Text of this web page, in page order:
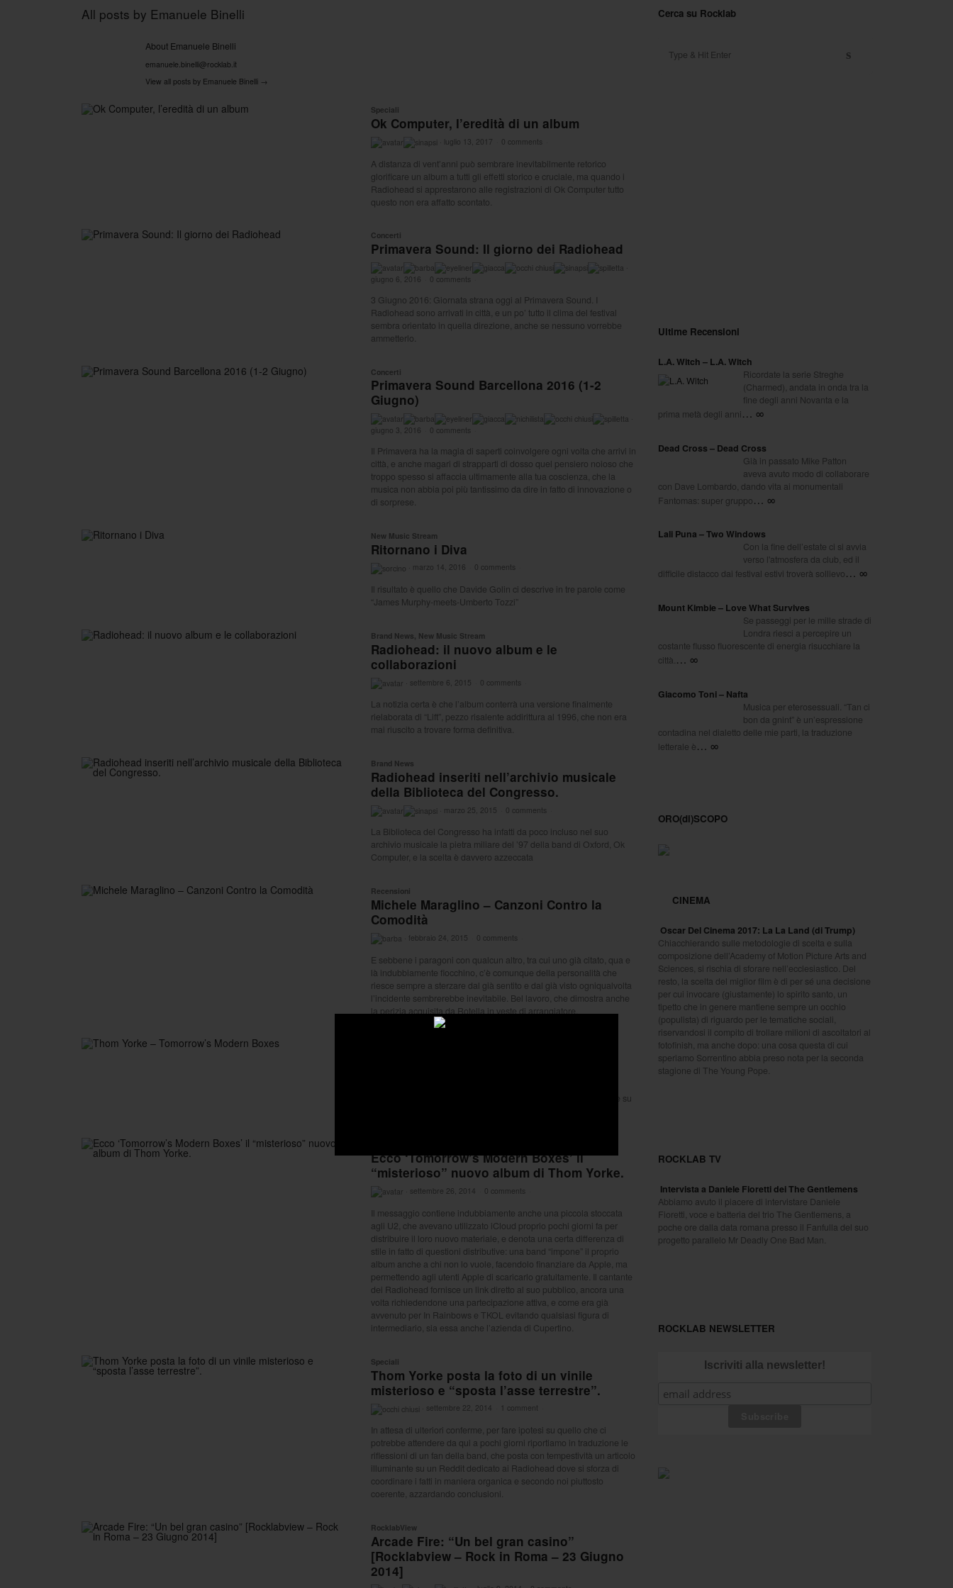
All posts by Emanuele Binelli
About Emanuele Binelli
emanuele.binelli@rocklab.it
View all posts by Emanuele Binelli →
Speciali
Ok Computer, l’eredità di un album
· luglio 13, 2017 0 comments
A distanza di vent’anni può sembrare inevitabilmente retorico
glorificare un album a tutti gli effetti storico e cruciale, ma quando i
Radiohead si apprestarono alle registrazioni di Ok Computer tutto
questo non era affatto scontato.
Concerti
Primavera Sound: Il giorno dei Radiohead
·
giugno 6, 2016
0 comments
3 Giugno 2016: Giornata strana oggi al Primavera Sound. I
Radiohead sono arrivati in città, e un po’ tutto il clima del festival
sembra orientato in quella direzione, anche se nessuno vorrebbe
ammetterlo.
Concerti
Primavera Sound Barcellona 2016 (1-2
Giugno)
·
giugno 3, 2016
0 comments
Il Primavera ha la magia di saperti coinvolgere ogni volta che arrivi in
città, e anche magari di strapparti di dosso quel pensiero noioso che
troppo spesso si affaccia ultimamente alla tua coscienza, che la
musica non abbia poi più tantissimo da dire in fatto di innovazione o
di sorprese.
New Music Stream
Ritornano i Diva
· marzo 14, 2016 0 comments
Il risultato è quello che Davide Golin ci descrive in tre parole come
“James Murphy-meets-Umberto Tozzi”
Brand News New Music Stream
Radiohead: il nuovo album e le
collaborazioni
· settembre 6, 2015 0 comments
La notizia certa è che l’album conterrà una versione finalmente
rielaborata di “Lift”, pezzo risalente addirittura al 1996, che non era
mai riuscito a trovare forma definitiva.
Brand News
Radiohead inseriti nell’archivio musicale
della Biblioteca del Congresso.
· marzo 25, 2015 0 comments
La Biblioteca del Congresso ha infatti da poco incluso nel suo
archivio musicale la pietra miliare del ’97 della band di Oxford, Ok
Computer, e la scelta è davvero azzeccata
Recensioni
Michele Maraglino – Canzoni Contro la
Comodità
· febbraio 24, 2015 0 comments
E sebbene i paragoni con qualcun altro, tra cui uno già citato, qua e
là indubbiamente fiocchino, c’è comunque della personalità che
riesce sempre a sterzare dal già sentito e dal già visto ogniqualvolta
l’incidente sembrerebbe inevitabile. Bel lavoro, che dimostra anche
la perizia acquisita da Rotella in veste di arrangiatore.
Difficile che qualcuno di voi non si sia fatto già un’idea personale su
Ecco ‘Tomorrow’s Modern Boxes’ il
“misterioso” nuovo album di Thom Yorke.
· settembre 26, 2014 0 comments
Il messaggio contiene indubbiamente anche una piccola stoccata
agli U2, che avevano utilizzato iCloud proprio pochi giorni fa per
distribuire il loro nuovo materiale, e denota una certa differenza di
stile in fatto di questioni distributive: una band “impone” il proprio
album anche a chi non lo vuole, facendolo finanziare da Apple, ma
permettendo agli utenti Apple di scaricarlo gratuitamente. Il cantante
dei Radiohead fornisce un link diretto al suo pubblico, ancora una
volta richiedendone una partecipazione attiva, e come era già
avvenuto per In Rainbows e TKOL evitando qualsiasi figura di
intermediario, sia essa anche l’azienda di Cupertino.
Speciali
Thom Yorke posta la foto di un vinile
misterioso e “sposta l’asse terrestre”.
· settembre 22, 2014 1 comment
In attesa di ulteriori conferme, per fare ipotesi su quello che ci
potrebbe attendere da qui a pochi giorni riportiamo in traduzione le
riflessioni di un fan della band, che posta con tempestività un articolo
illuminante su un Reddit dedicato ai Radiohead dove si sforza di
coordinare i fatti in maniera organica e secondo noi piuttosto
coerente, azzardando conclusioni.
RocklabView
Arcade Fire: “Un bel gran casino”
[Rocklabview – Rock in Roma – 23 Giugno
2014]
Cerca su Rocklab
s
Ultime Recensioni
L.A. Witch – L.A. Witch
Ricordate la serie Streghe
(Charmed), andata in onda tra la
fine degli anni Novanta e la
prima metà degli anni… ∞
Dead Cross – Dead Cross
Già in passato Mike Patton
aveva avuto modo di collaborare
con Dave Lombardo, dando vita ai monumentali
Fantomas: super gruppo… ∞
Lali Puna – Two Windows
Con la fine dell’estate ci si avvia
verso l'atmosfera da club, ed il
difficile distacco dai festival estivi troverà sollievo… ∞
Mount Kimbie – Love What Survives
Se passeggi per le mille strade di
Londra riesci a percepire un
costante flusso fluorescente di energia risucchiare la
città.… ∞
Giacomo Toni – Nafta
Musica per eterosessuali. “Tan ci
bon da gnint” è un’espressione
contadina nel dialetto delle mie parti, la traduzione
letterale è… ∞
ORO(di)SCOPO
CINEMA
Oscar Del Cinema 2017: La La Land (di Trump)
Chiacchierando sulle metodologie di scelta e sulla
composizione dell’Academy of Motion Picture Arts and
Sciences, si rischia di sforare nell’ecclesiastico. Del
resto, la scelta del miglior film è di per sé una decisione
per cui invocare (giustamente) lo spirito santo, un
tipetto che in genere mantiene sempre un occhio
(populista) di riguardo per le tematiche sociali,
riservandosi il compito di trollare milioni di ascoltatori al
fotofinish, ma anche dopo: una cosa questa di cui
speriamo Sorrentino abbia preso nota per la seconda
stagione di The Young Pope.
ROCKLAB TV
Intervista a Daniele Fioretti dei The Gentlemens
Abbiamo avuto il piacere di intervistare Daniele
Fioretti, voce e batteria del trio The Gentlemens, a
poche ore dalla data romana presso il Fanfulla del suo
progetto parallelo Mr Deadly One Bad Man.
ROCKLAB NEWSLETTER
Iscriviti alla newsletter!